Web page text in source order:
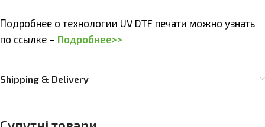
Подробнее о технологии UV DTF печати можно узнать
по ссылке – Подробнее>>
Shipping & Delivery